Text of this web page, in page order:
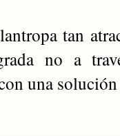
tan
no a
una